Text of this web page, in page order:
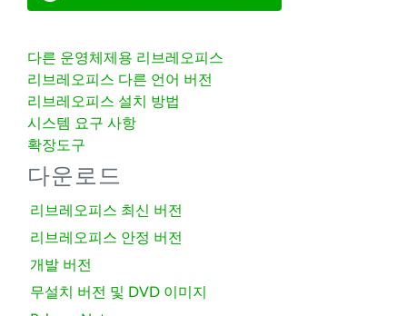
다른 운영체제용 리브레오피스
리브레오피스 다른 언어 버전
리브레오피스 설치 방법
시스템 요구 사항
확장도구
다운로드
리브레오피스 최신 버전
리브레오피스 안정 버전
개발 버전
무설치 버전 및 DVD 이미지